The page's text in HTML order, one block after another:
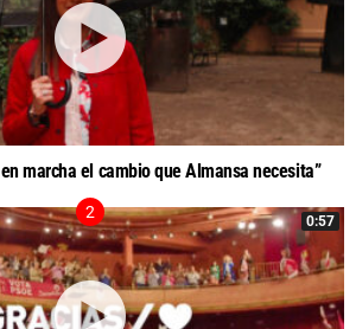
marcha el cambio que Almansa necesita”
0:57